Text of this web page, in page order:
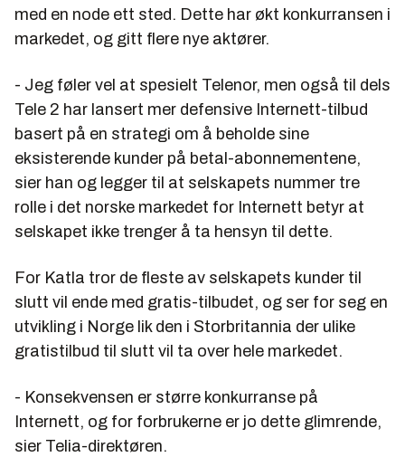
med en node ett sted. Dette har økt konkurransen i
markedet, og gitt flere nye aktører.
- Jeg føler vel at spesielt Telenor, men også til dels
Tele 2 har lansert mer defensive Internett-tilbud
basert på en strategi om å beholde sine
eksisterende kunder på betal-abonnementene,
sier han og legger til at selskapets nummer tre
rolle i det norske markedet for Internett betyr at
selskapet ikke trenger å ta hensyn til dette.
For Katla tror de fleste av selskapets kunder til
slutt vil ende med gratis-tilbudet, og ser for seg en
utvikling i Norge lik den i Storbritannia der ulike
gratistilbud til slutt vil ta over hele markedet.
- Konsekvensen er større konkurranse på
Internett, og for forbrukerne er jo dette glimrende,
sier Telia-direktøren.